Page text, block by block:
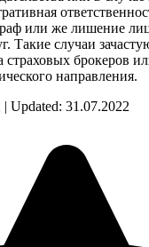
или же лишение
Такие случаи
страховых брокеров
направления.
Updated: 31.07.2022